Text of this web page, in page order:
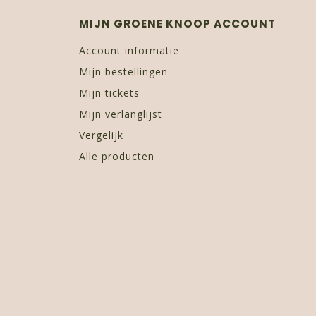
MIJN GROENE KNOOP ACCOUNT
Account informatie
Mijn bestellingen
Mijn tickets
Mijn verlanglijst
Vergelijk
Alle producten